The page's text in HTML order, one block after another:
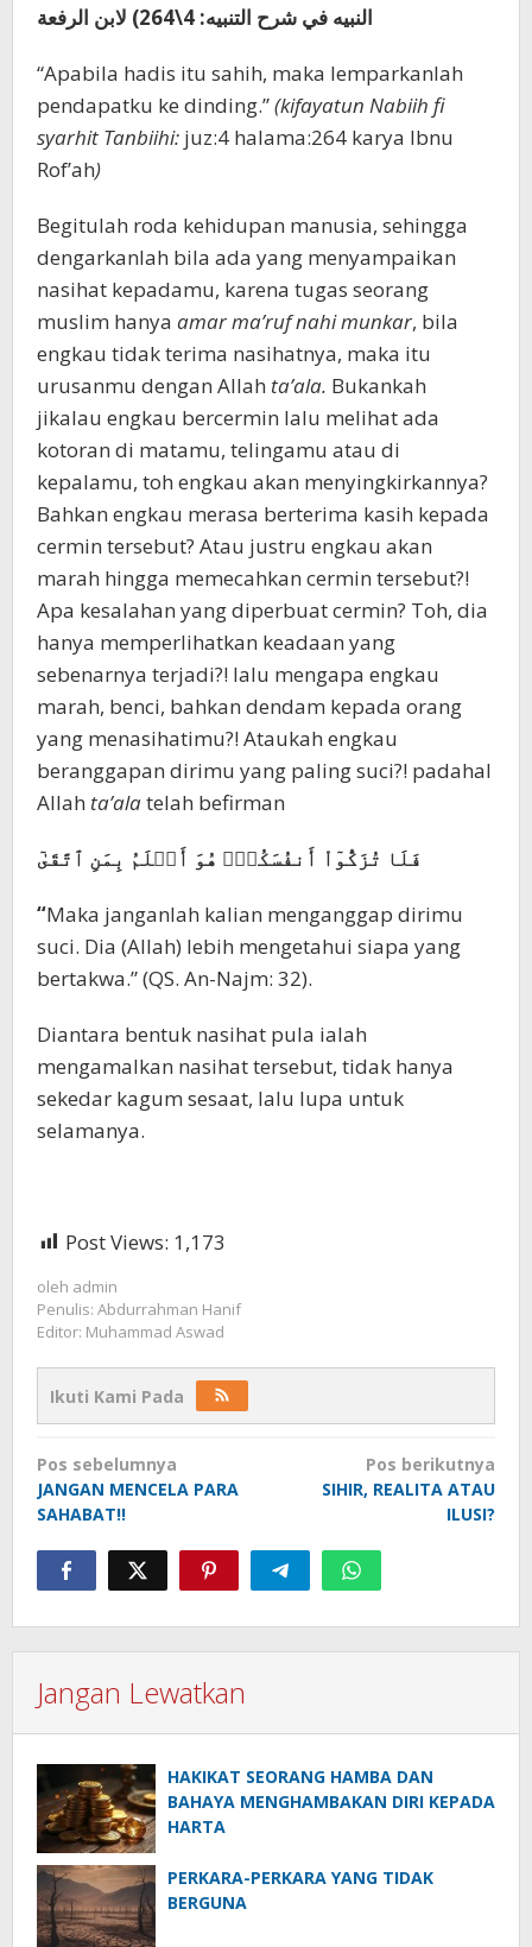
النبيه في شرح التنبيه: 4\264) لابن الرفعة
“Apabila hadis itu sahih, maka lemparkanlah
pendapatku ke dinding.”(kifayatun Nabiih fi
syarhit Tanbiihi: juz:4 halama:264 karya Ibnu
Rof’ah)
Begitulah roda kehidupan manusia, sehingga
dengarkanlah bila ada yang menyampaikan
nasihat kepadamu, karena tugas seorang
muslim hanya amar ma’ruf nahi munkar, bila
engkau tidak terima nasihatnya, maka itu
urusanmu dengan Allah ta’ala. Bukankah
jikalau engkau bercermin lalu melihat ada
kotoran di matamu, telingamu atau di
kepalamu, toh engkau akan menyingkirkannya?
Bahkan engkau merasa berterima kasih kepada
cermin tersebut? Atau justru engkau akan
marah hingga memecahkan cermin tersebut?!
Apa kesalahan yang diperbuat cermin? Toh, dia
hanya memperlihatkan keadaan yang
sebenarnya terjadi?! lalu mengapa engkau
marah, benci, bahkan dendam kepada orang
yang menasihatimu?! Ataukah engkau
beranggapan dirimu yang paling suci?! padahal
Allah ta’alatelah befirman
فَلَا تُزَكُّوٓاْ أَنفُسَكُمۡۖ هُوَ أَعۡلَمُ بِمَنِ ٱتَّقَىٰٓ
“Maka janganlah kalian menganggap dirimu
suci. Dia (Allah) lebih mengetahui siapa yang
bertakwa.” (QS. An-Najm: 32).
Diantara bentuk nasihat pula ialah
mengamalkan nasihat tersebut, tidak hanya
sekedar kagum sesaat, lalu lupa untuk
selamanya.
Post Views: 1,173
oleh admin
Penulis: Abdurrahman Hanif
Editor: Muhammad Aswad
Ikuti Kami Pada
Navigasi
pos
Pos sebelumnya
JANGAN MENCELA PARA
SAHABAT!!
Pos berikutnya
SIHIR, REALITA ATAU
ILUSI?
Jangan Lewatkan
HAKIKAT SEORANG HAMBA DAN
BAHAYA MENGHAMBAKAN DIRI KEPADA
HARTA
PERKARA-PERKARA YANG TIDAK
BERGUNA